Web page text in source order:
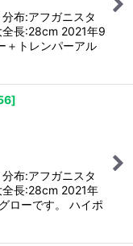
布:アフガニスタ
全長:28cm 2021年9
＋トレンパーアル
]
布:アフガニスタ
全長:28cm 2021年
ローです。 ハイポ